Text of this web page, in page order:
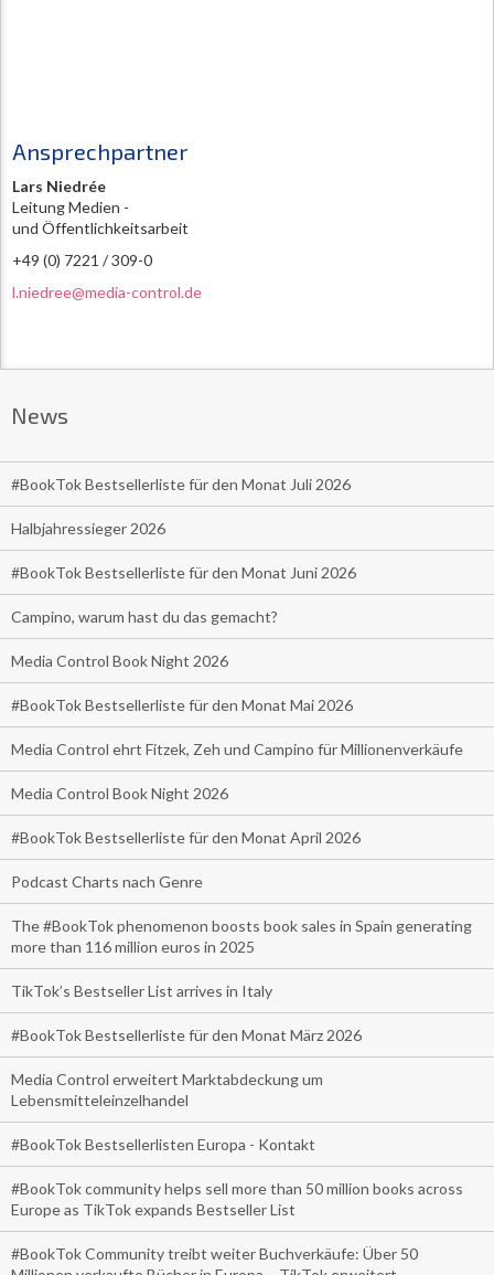
Ansprechpartner
Lars Niedrée
Leitung Medien -
und Öffentlichkeitsarbeit
+49 (0) 7221 / 309-0
l.niedree@media-control.de
News
#BookTok Bestsellerliste für den Monat Juli 2026
Halbjahressieger 2026
#BookTok Bestsellerliste für den Monat Juni 2026
Campino, warum hast du das gemacht?
Media Control Book Night 2026
#BookTok Bestsellerliste für den Monat Mai 2026
Media Control ehrt Fitzek, Zeh und Campino für Millionenverkäufe
Media Control Book Night 2026
#BookTok Bestsellerliste für den Monat April 2026
Podcast Charts nach Genre
The #BookTok phenomenon boosts book sales in Spain generating
more than 116 million euros in 2025
TikTok’s Bestseller List arrives in Italy
#BookTok Bestsellerliste für den Monat März 2026
Media Control erweitert Marktabdeckung um
Lebensmitteleinzelhandel
#BookTok Bestsellerlisten Europa - Kontakt
#BookTok community helps sell more than 50 million books across
Europe as TikTok expands Bestseller List
#BookTok Community treibt weiter Buchverkäufe: Über 50